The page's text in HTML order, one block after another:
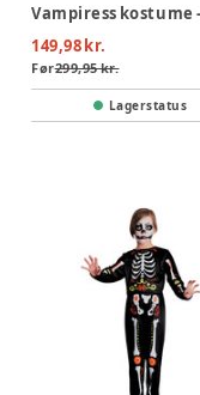
149,98 kr.
Før299,95 kr.
Lagerstatus